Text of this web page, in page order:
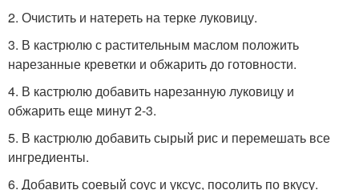
2. Очистить и натереть на терке луковицу.
3. В кастрюлю с растительным маслом положить
нарезанные креветки и обжарить до готовности.
4. В кастрюлю добавить нарезанную луковицу и
обжарить еще минут 2-3.
5. В кастрюлю добавить сырый рис и перемешать все
ингредиенты.
6. Добавить соевый соус и уксус, посолить по вкусу.